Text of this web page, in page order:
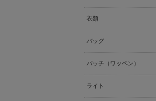
衣類
バッグ
パッチ（ワッペン）
ライト